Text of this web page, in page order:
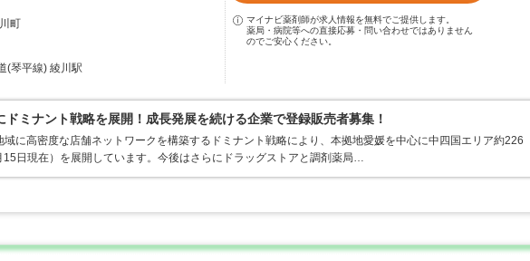
町
(琴平線) 綾川駅
マイナビ薬剤師が求人情報を無料でご提供します。
薬局・病院等への直接応募・問い合わせではありません
のでご安心ください。
ドミナント戦略を展開！成長発展を続ける企業で登録販売者募集！
域に高密度な店舗ネットワークを構築するドミナント戦略により、本拠地愛媛を中心に中四国エリア約226
15日現在）を展開しています。今後はさらにドラッグストアと調剤薬局…